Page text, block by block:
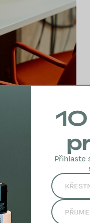
10
Přihlaste